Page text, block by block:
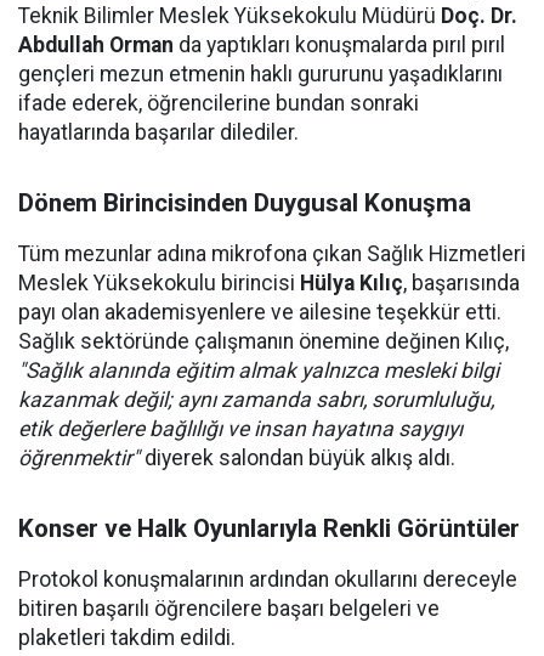
Teknik Bilimler Meslek Yüksekokulu Müdürü Doç. Dr.
Abdullah Orman da yaptıkları konuşmalarda pırıl pırıl
gençleri mezun etmenin haklı gururunu yaşadıklarını
ifade ederek, öğrencilerine bundan sonraki
hayatlarında başarılar dilediler.
Dönem Birincisinden Duygusal Konuşma
Tüm mezunlar adına mikrofona çıkan Sağlık Hizmetleri
Meslek Yüksekokulu birincisi Hülya Kılıç, başarısında
payı olan akademisyenlere ve ailesine teşekkür etti.
Sağlık sektöründe çalışmanın önemine değinen Kılıç,
"Sağlık alanında eğitim almak yalnızca mesleki bilgi
kazanmak değil; aynı zamanda sabrı, sorumluluğu,
etik değerlere bağlılığı ve insan hayatına saygıyı
öğrenmektir"diyerek salondan büyük alkış aldı.
Konser ve Halk Oyunlarıyla Renkli Görüntüler
Protokol konuşmalarının ardından okullarını dereceyle
bitiren başarılı öğrencilere başarı belgeleri ve
plaketleri takdim edildi.